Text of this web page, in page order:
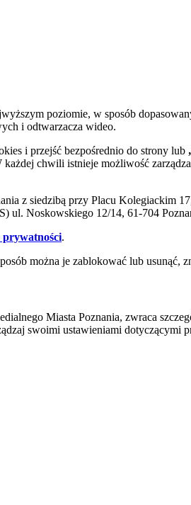
poziomie, w sposób
i odtwarzacza wideo.
i przejść bezpośrednio do strony lub
chwili istnieje możliwość
z siedzibą przy Placu Kolegiackim
ul. Noskowskiego 12/14, 61-704
prywatności.
można je zablokować lub usunąć,
Miasta Poznania, zwraca
swoimi ustawieniami